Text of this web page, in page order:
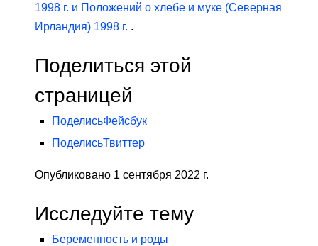
1998 г. и Положений о хлебе и муке (Северная
Ирландия) 1998 г. .
Поделиться этой
страницей
ПоделисьФейсбук
ПоделисьТвиттер
Опубликовано 1 сентября 2022 г.
Исследуйте тему
Беременность и роды